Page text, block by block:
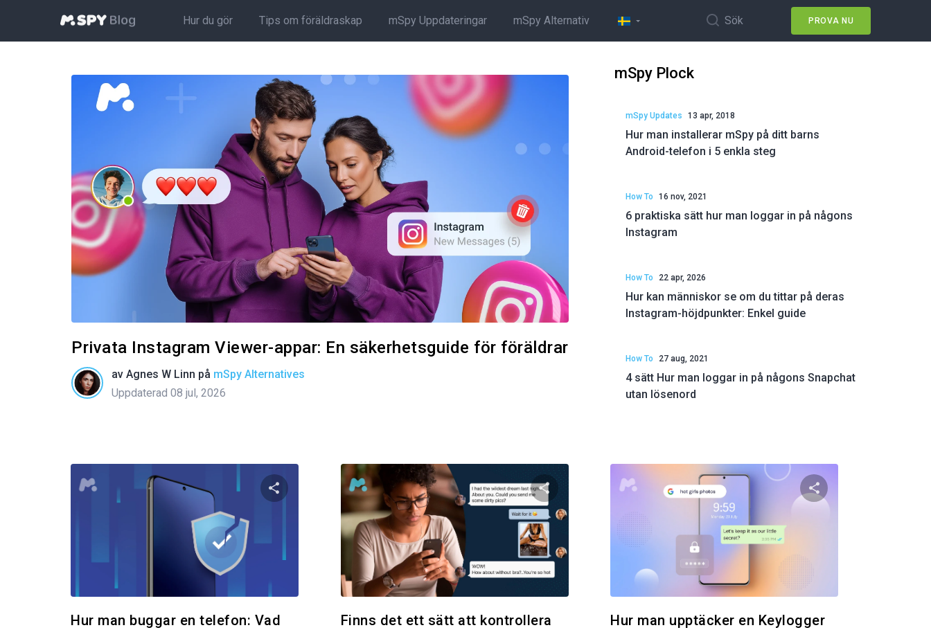
Hur du gör Tips om föräldraskap mSpy Uppdateringar mSpy Alternativ Sök PROVA NU
Privata Instagram Viewer-appar: En säkerhetsguide för föräldrar
av Agnes W Linn på mSpy Alternatives
Uppdaterad 08 jul, 2026
mSpy Plock
mSpy Updates 13 apr, 2018
Hur man installerar mSpy på ditt barns
Android-telefon i 5 enkla steg
How To 16 nov, 2021
6 praktiska sätt hur man loggar in på någons
Instagram
How To 22 apr, 2026
Hur kan människor se om du tittar på deras
Instagram-höjdpunkter: Enkel guide
How To 27 aug, 2021
4 sätt Hur man loggar in på någons Snapchat
utan lösenord
Dela den här artikeln
Facebook Kopiera länk
Hur man buggar en telefon: Vad
Dela den här artikeln
Finns det ett sätt att kontrollera
Hur man upptäcker en Keylogger